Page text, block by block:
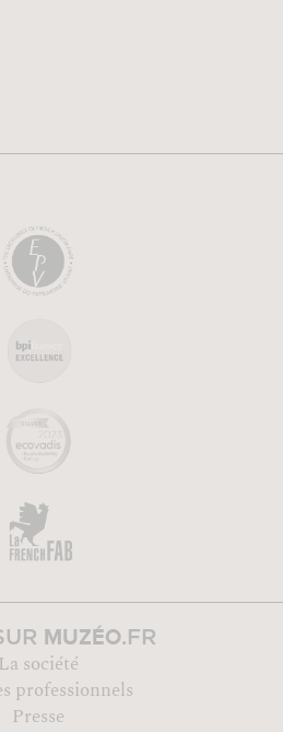
MUZÉO.FR
La société
professionnels
Presse